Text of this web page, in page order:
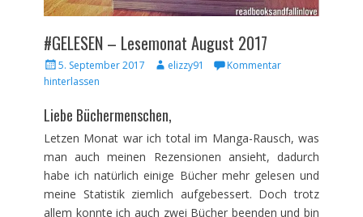
#GELESEN – Lesemonat August 2017
Veröffentlicht
am
5. September 2017 Autorelizzy91
Kommentar
hinterlassen
Liebe Büchermenschen,
Letzen Monat war ich total im Manga-Rausch, was
man auch meinen Rezensionen ansieht, dadurch
habe ich natürlich einige Bücher mehr gelesen und
meine Statistik ziemlich aufgebessert. Doch trotz
allem konnte ich auch zwei Bücher beenden und bin